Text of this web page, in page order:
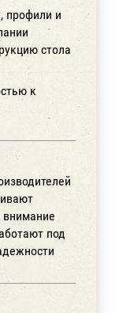
профили и
стола
к
внимание
под